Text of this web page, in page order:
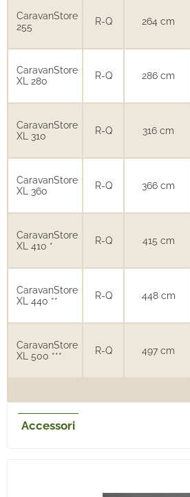
CaravanStore
255
R-Q 264 cm
CaravanStore
XL 280
R-Q 286 cm
CaravanStore
XL 310
R-Q 316 cm
CaravanStore
XL 360
R-Q 366 cm
CaravanStore
XL 410 *
R-Q 415 cm
CaravanStore
XL 440 **
R-Q 448 cm
CaravanStore
XL 500 ***
R-Q 497 cm
Accessori